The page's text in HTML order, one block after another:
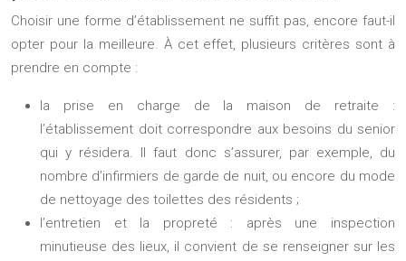
Choisir une forme d’établissement ne suffit pas, encore faut-il
opter pour la meilleure. À cet effet, plusieurs critères sont à
prendre en compte :
la prise en charge de la maison de retraite :
l’établissement doit correspondre aux besoins du senior
qui y résidera. Il faut donc s’assurer, par exemple, du
nombre d’infirmiers de garde de nuit, ou encore du mode
de nettoyage des toilettes des résidents ;
l’entretien et la propreté : après une inspection
minutieuse des lieux, il convient de se renseigner sur les